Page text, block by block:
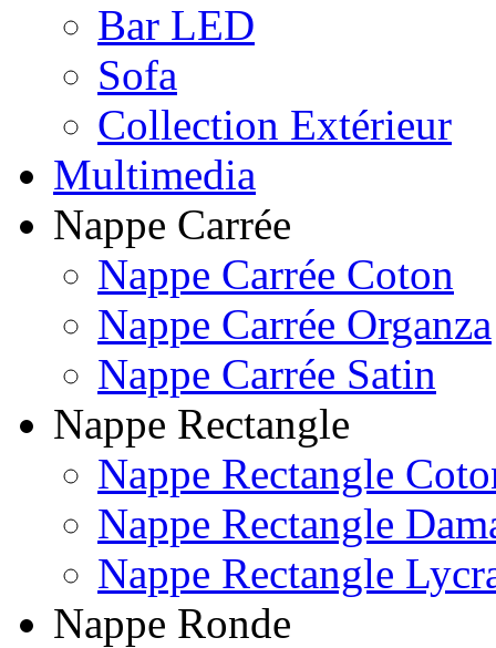
Bar LED
Sofa
Collection Extérieur
Multimedia
Nappe Carrée
Nappe Carrée Coton
Nappe Carrée Organza
Nappe Carrée Satin
Nappe Rectangle
Nappe Rectangle
Nappe Rectangle
Nappe Rectangle
Nappe Ronde